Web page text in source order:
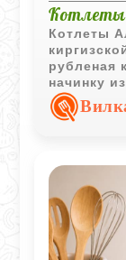
Котлеты
рубленая
начинку
масла.
делает